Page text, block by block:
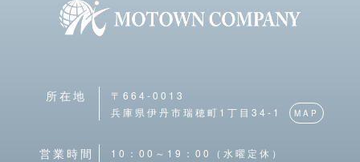
所在地
〒664-0013
兵庫県伊丹市瑞穂町1丁目34-1
MAP
営業時間 10：00～19：00（水曜定休）